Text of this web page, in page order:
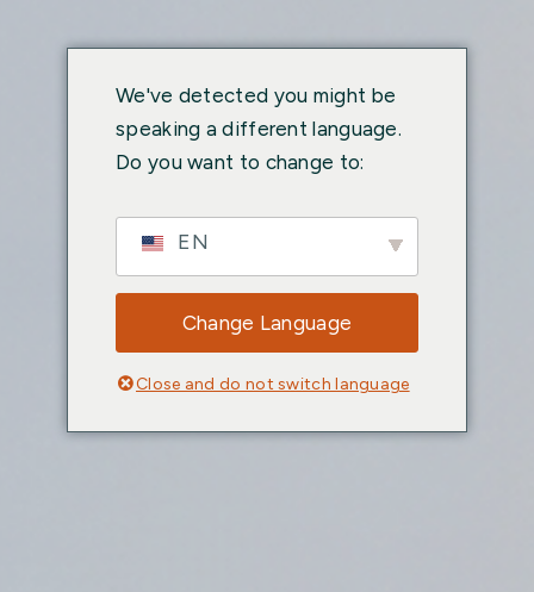
We've detected you might be
speaking a different language.
Do you want to change to:
EN
Change Language
Close and do not switch language